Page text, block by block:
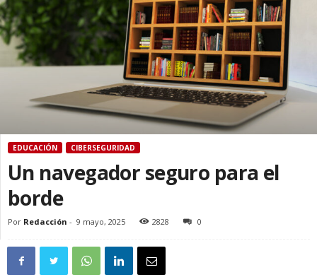
EDUCACIÓN CIBERSEGURIDAD
Un navegador seguro para el
borde
Por Redacción - 9 mayo, 2025 2828 0